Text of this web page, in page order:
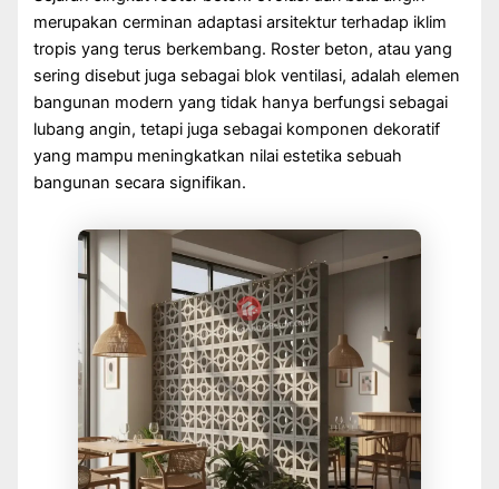
merupakan cerminan adaptasi arsitektur terhadap iklim
tropis yang terus berkembang. Roster beton, atau yang
sering disebut juga sebagai blok ventilasi, adalah elemen
bangunan modern yang tidak hanya berfungsi sebagai
lubang angin, tetapi juga sebagai komponen dekoratif
yang mampu meningkatkan nilai estetika sebuah
bangunan secara signifikan.